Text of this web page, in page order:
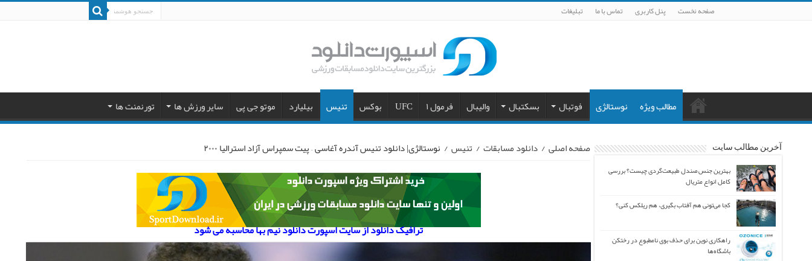
صفحه نخست پنل کاربری تماس با ما تبلیغات
مطالب ویژه نوستالژی فوتبال بسکتبال والیبال فرمول ۱ UFC بوکس تنیس بیلیارد موتو جی پی سایر ورزش ها تورنمنت ها
صفحه اصلی / دانلود مسابقات / تنیس / نوستالژی| دانلود تنیس آندره آغاسی – پیت سمپراس آزاد استرالیا ۲۰۰۰
ترافیک دانلود از سایت اسپورت دانلود نیم بها محاسبه می شود
آخرین مطالب سایت
بهترین جنس صندل طبیعت‌گردی چیست؟ بررسی
کامل انواع متریال
کجا می‌تونی هم آفتاب بگیری، هم ریلکس کنی؟
راهکاری نوین برای حذف بوی نامطبوع در رختکن
باشگاه‌ها